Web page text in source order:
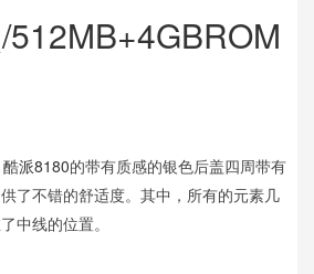
酷派8180的带有质感的银色后盖四周带有
了不错的舒适度。其中，所有的元素几
中线的位置。